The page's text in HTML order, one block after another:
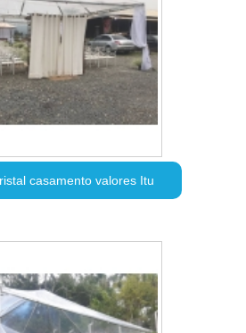
casamento valores Itu